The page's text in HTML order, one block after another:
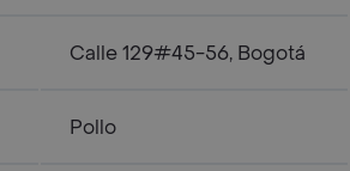
Calle 129#45-56, Bogotá
Pollo